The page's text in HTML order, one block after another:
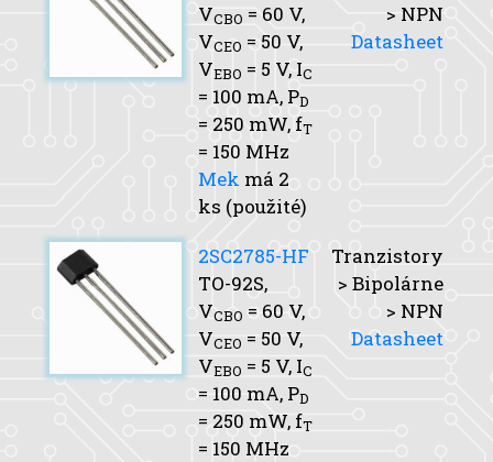
VCBO = 60 V,
VCEO = 50 V,
VEBO = 5 V, IC
= 100 mA, PD
= 250 mW, fT
= 150 MHz
Mek má 2
ks (použité)
> NPN
Datasheet
2SC2785-HF
TO-92S,
VCBO = 60 V,
VCEO = 50 V,
VEBO = 5 V, IC
= 100 mA, PD
= 250 mW, fT
= 150 MHz
Tranzistory
> Bipolárne
> NPN
Datasheet